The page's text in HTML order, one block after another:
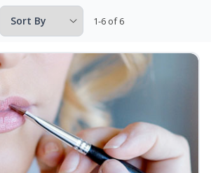
1-6 of 6